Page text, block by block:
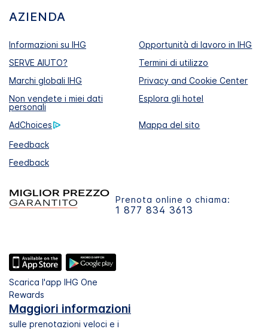
AZIENDA
Informazioni su IHG
Opportunità di lavoro in IHG
SERVE AIUTO?
Termini di utilizzo
Marchi globali IHG
Privacy and Cookie Center
Non vendete i miei dati
personali
Esplora gli hotel
AdChoices
Mappa del sito
Feedback
Feedback
Prenota online o chiama:
1 877 834 3613
Scarica l'app IHG One
Rewards
Maggiori informazioni
sulle prenotazioni veloci e i